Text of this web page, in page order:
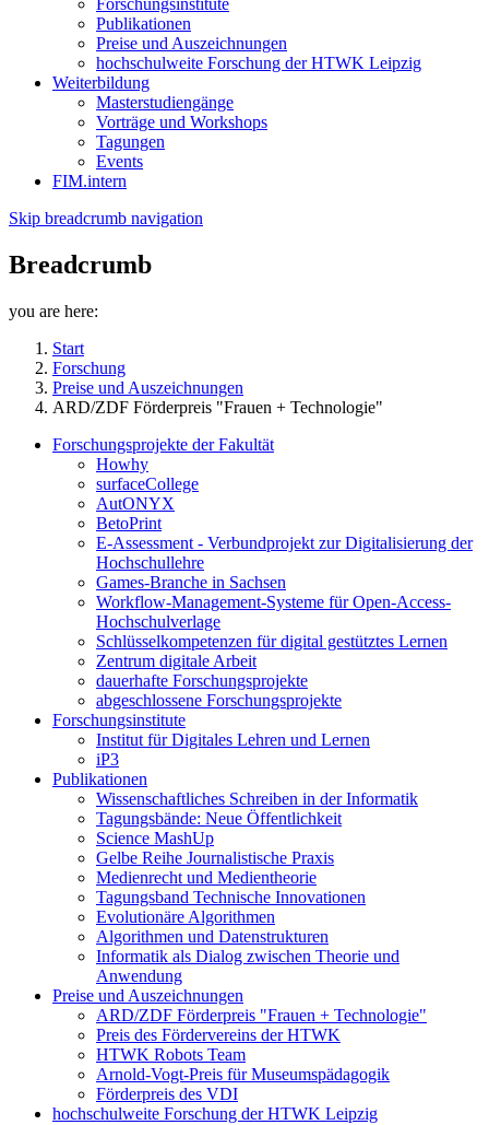
Forschungsinstitute
Publikationen
Preise und Auszeichnungen
hochschulweite Forschung der HTWK Leipzig
Weiterbildung
Masterstudiengänge
Vorträge und Workshops
Tagungen
Events
FIM.intern
Skip breadcrumb navigation
Breadcrumb
you are here:
Start
Forschung
Preise und Auszeichnungen
ARD/ZDF Förderpreis "Frauen + Technologie"
Forschungsprojekte der Fakultät
Howhy
surfaceCollege
AutONYX
BetoPrint
E-Assessment - Verbundprojekt zur Digitalisierung der
Hochschullehre
Games-Branche in Sachsen
Workflow-Management-Systeme für Open-Access-
Hochschulverlage
Schlüsselkompetenzen für digital gestütztes Lernen
Zentrum digitale Arbeit
dauerhafte Forschungsprojekte
abgeschlossene Forschungsprojekte
Forschungsinstitute
Institut für Digitales Lehren und Lernen
iP3
Publikationen
Wissenschaftliches Schreiben in der Informatik
Tagungsbände: Neue Öffentlichkeit
Science MashUp
Gelbe Reihe Journalistische Praxis
Medienrecht und Medientheorie
Tagungsband Technische Innovationen
Evolutionäre Algorithmen
Algorithmen und Datenstrukturen
Informatik als Dialog zwischen Theorie und
Anwendung
Preise und Auszeichnungen
ARD/ZDF Förderpreis "Frauen + Technologie"
Preis des Fördervereins der HTWK
HTWK Robots Team
Arnold-Vogt-Preis für Museumspädagogik
Förderpreis des VDI
hochschulweite Forschung der HTWK Leipzig